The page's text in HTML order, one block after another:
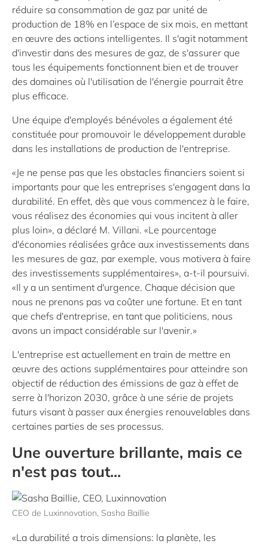
réduire sa consommation de gaz par unité de
production de 18% en l’espace de six mois, en mettant
en œuvre des actions intelligentes. Il s'agit notamment
d'investir dans des mesures de gaz, de s'assurer que
tous les équipements fonctionnent bien et de trouver
des domaines où l'utilisation de l'énergie pourrait être
plus efficace.
Une équipe d'employés bénévoles a également été
constituée pour promouvoir le développement durable
dans les installations de production de l'entreprise.
«Je ne pense pas que les obstacles financiers soient si
importants pour que les entreprises s'engagent dans la
durabilité. En effet, dès que vous commencez à le faire,
vous réalisez des économies qui vous incitent à aller
plus loin», a déclaré M. Villani. «Le pourcentage
d'économies réalisées grâce aux investissements dans
les mesures de gaz, par exemple, vous motivera à faire
des investissements supplémentaires», a-t-il poursuivi.
«Il y a un sentiment d'urgence. Chaque décision que
nous ne prenons pas va coûter une fortune. Et en tant
que chefs d'entreprise, en tant que politiciens, nous
avons un impact considérable sur l'avenir.»
L'entreprise est actuellement en train de mettre en
œuvre des actions supplémentaires pour atteindre son
objectif de réduction des émissions de gaz à effet de
serre à l'horizon 2030, grâce à une série de projets
futurs visant à passer aux énergies renouvelables dans
certaines parties de ses processus.
Une ouverture brillante, mais ce
n'est pas tout...
CEO de Luxinnovation, Sasha Baillie
«La durabilité a trois dimensions: la planète, les